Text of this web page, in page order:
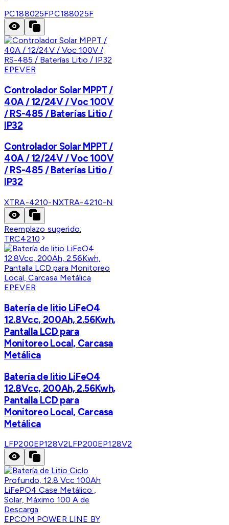
PC188025FPC188025F
EPEVER
Controlador Solar MPPT /
40A / 12/24V / Voc 100V
/ RS-485 / Baterías Litio /
IP32
Controlador Solar MPPT /
40A / 12/24V / Voc 100V
/ RS-485 / Baterías Litio /
IP32
XTRA-4210-NXTRA-4210-N
Reemplazo sugerido:
TRC4210
EPEVER
Batería de litio LiFeO4
12.8Vcc, 200Ah, 2.56Kwh,
Pantalla LCD para
Monitoreo Local, Carcasa
Metálica
Batería de litio LiFeO4
12.8Vcc, 200Ah, 2.56Kwh,
Pantalla LCD para
Monitoreo Local, Carcasa
Metálica
LFP200EP128V2LFP200EP128V2
EPCOM POWER LINE BY